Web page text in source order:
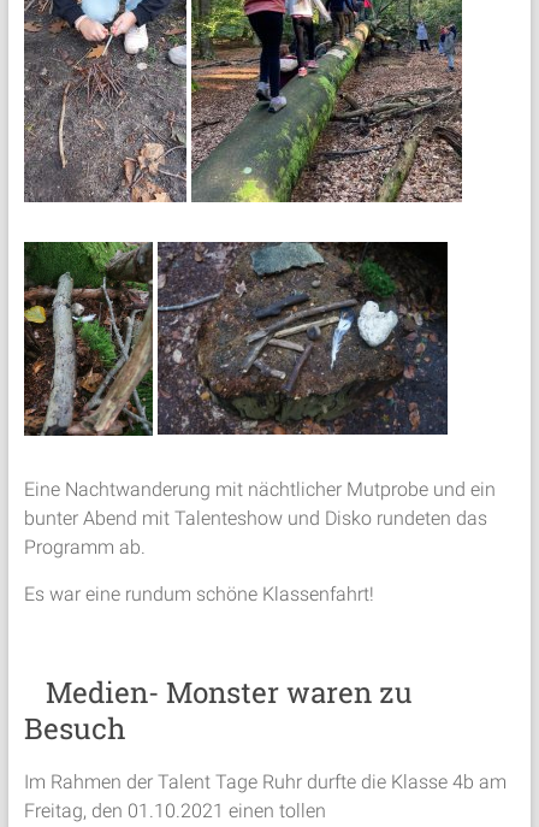
Eine Nachtwanderung mit nächtlicher Mutprobe und ein
bunter Abend mit Talenteshow und Disko rundeten das
Programm ab.
Es war eine rundum schöne Klassenfahrt!
Medien- Monster waren zu
Besuch
Im Rahmen der Talent Tage Ruhr durfte die Klasse 4b am
Freitag, den 01.10.2021 einen tollen